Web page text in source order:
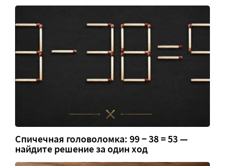
Спичечная головоломка: 99 − 38 = 53 —
найдите решение за один ход